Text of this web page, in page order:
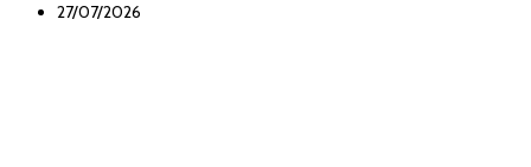
27/07/2026